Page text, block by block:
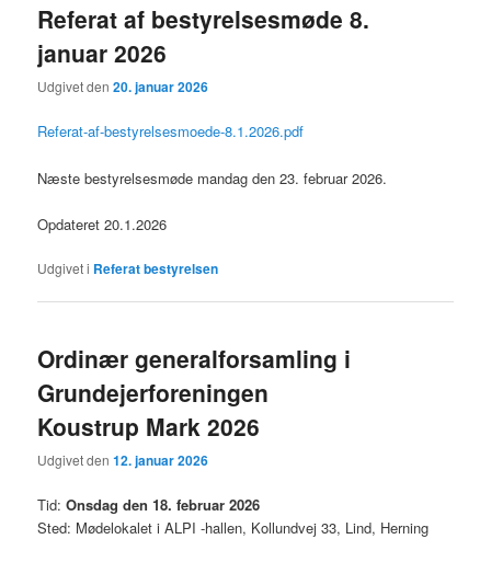
Referat af bestyrelsesmøde 8.
januar 2026
Udgivet den20. januar 2026
Referat-af-bestyrelsesmoede-8.1.2026.pdf
Næste bestyrelsesmøde mandag den 23. februar 2026.
Opdateret 20.1.2026
Udgivet i Referat bestyrelsen
Ordinær generalforsamling i
Grundejerforeningen
Koustrup Mark 2026
Udgivet den12. januar 2026
Tid:Onsdag den 18. februar 2026
Sted: Mødelokalet i ALPI -hallen, Kollundvej 33, Lind, Herning